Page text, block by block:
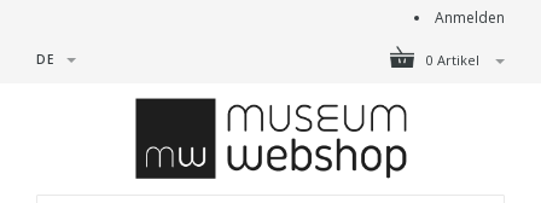
Anmelden
0 Artikel
DE